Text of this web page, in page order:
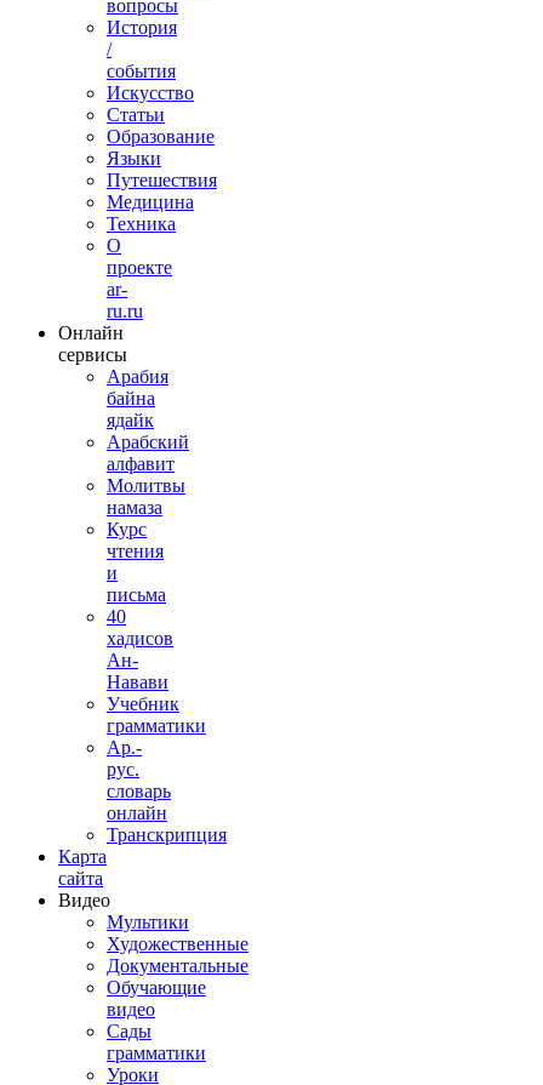
вопросы
История
/
события
Искусство
Статьи
Образование
Языки
Путешествия
Медицина
Техника
О
проекте
ar-
ru.ru
Онлайн
сервисы
Арабия
байна
ядайк
Арабский
алфавит
Молитвы
намаза
Курс
чтения
и
письма
40
хадисов
Ан-
Навави
Учебник
грамматики
Ар.-
рус.
словарь
онлайн
Транскрипция
Карта
сайта
Видео
Мультики
Художественные
Документальные
Обучающие
видео
Сады
грамматики
Уроки